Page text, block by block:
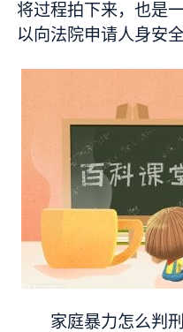
将过程拍下来，也是
以向法院申请人身安
家庭暴力怎么判